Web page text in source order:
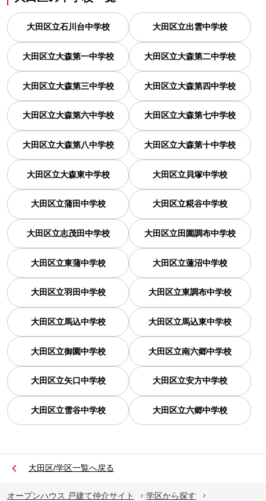
大田区立石川台中学校 大田区立出雲中学校
大田区立大森第一中学校 大田区立大森第二中学校
大田区立大森第三中学校 大田区立大森第四中学校
大田区立大森第六中学校 大田区立大森第七中学校
大田区立大森第八中学校 大田区立大森第十中学校
大田区立大森東中学校 大田区立貝塚中学校
大田区立蒲田中学校 大田区立糀谷中学校
大田区立志茂田中学校 大田区立田園調布中学校
大田区立東蒲中学校 大田区立蓮沼中学校
大田区立羽田中学校 大田区立東調布中学校
大田区立馬込中学校 大田区立馬込東中学校
大田区立御園中学校 大田区立南六郷中学校
大田区立矢口中学校 大田区立安方中学校
大田区立雪谷中学校 大田区立六郷中学校
大田区/学区一覧へ戻る
オープンハウス 戸建て仲介サイト
学区から探す